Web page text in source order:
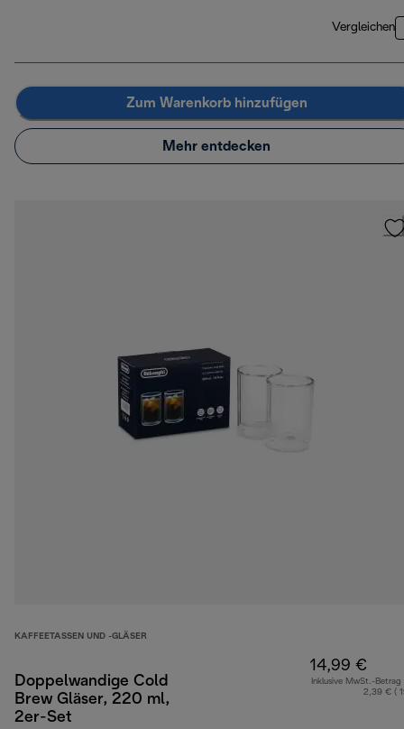
Vergleichen
Zum Warenkorb hinzufügen
Mehr entdecken
KAFFEETASSEN UND -GLÄSER
Doppelwandige Cold
Brew Gläser, 220 ml,
2er-Set
14,99 €
Inklusive MwSt.-Betrag
2,39 € (